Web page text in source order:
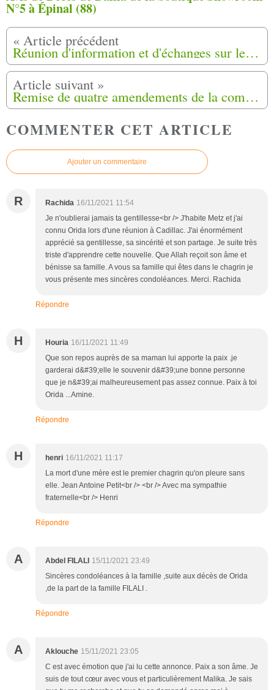
N°5 à Épinal (88)
Réunion d'information et d'échanges sur le projet de loi « reconnaissance et réparation pour les Harkis » à Toulon (83)
Remise de quatre amendements de la communauté harkis, du (06) et (83) auprès de Md Sereine Maubogne députée du Var
COMMENTER CET ARTICLE
Ajouter un commentaire
R Rachida 16/11/2021 11:54
Je n'oublierai jamais ta gentillesse<br /> J'habite Metz et j'ai
connu Orida lors d'une réunion à Cadillac. J'ai énormément
apprécié sa gentillesse, sa sincérité et son partage. Je suite très
triste d'apprendre cette nouvelle. Que Allah reçoit son âme et
bénisse sa famille. A vous sa famille qui êtes dans le chagrin je
vous présente mes sincères condoléances. Merci. Rachida
Répondre
H Houria 16/11/2021 11:49
Que son repos auprès de sa maman lui apporte la paix .je
garderai d&#39;elle le souvenir d&#39;une bonne personne
que je n&#39;ai malheureusement pas assez connue. Paix à toi
Orida ...Amine.
Répondre
H henri 16/11/2021 11:17
La mort d'une mère est le premier chagrin qu'on pleure sans
elle. Jean Antoine Petit<br /> <br /> Avec ma sympathie
fraternelle<br /> Henri
Répondre
A Abdel FILALI 15/11/2021 23:49
Sincères condoléances à la famille ,suite aux décès de Orida
,de la part de la famille FILALI .
Répondre
A Aklouche 15/11/2021 23:05
C est avec émotion que j'ai lu cette annonce. Paix a son âme. Je
suis de tout cœur avec vous et particulièrement Malika. Je sais